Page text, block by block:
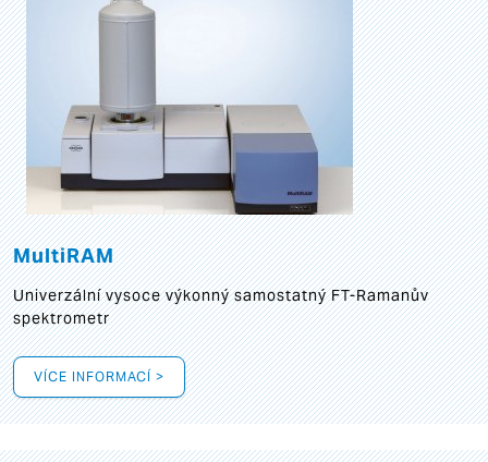
MultiRAM
Univerzální vysoce výkonný samostatný FT-Ramanův
spektrometr
VÍCE INFORMACÍ >